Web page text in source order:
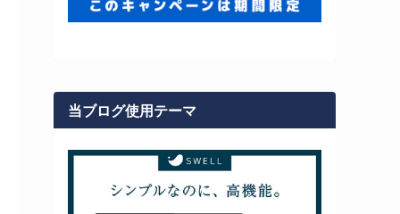
当ブログ使用テーマ